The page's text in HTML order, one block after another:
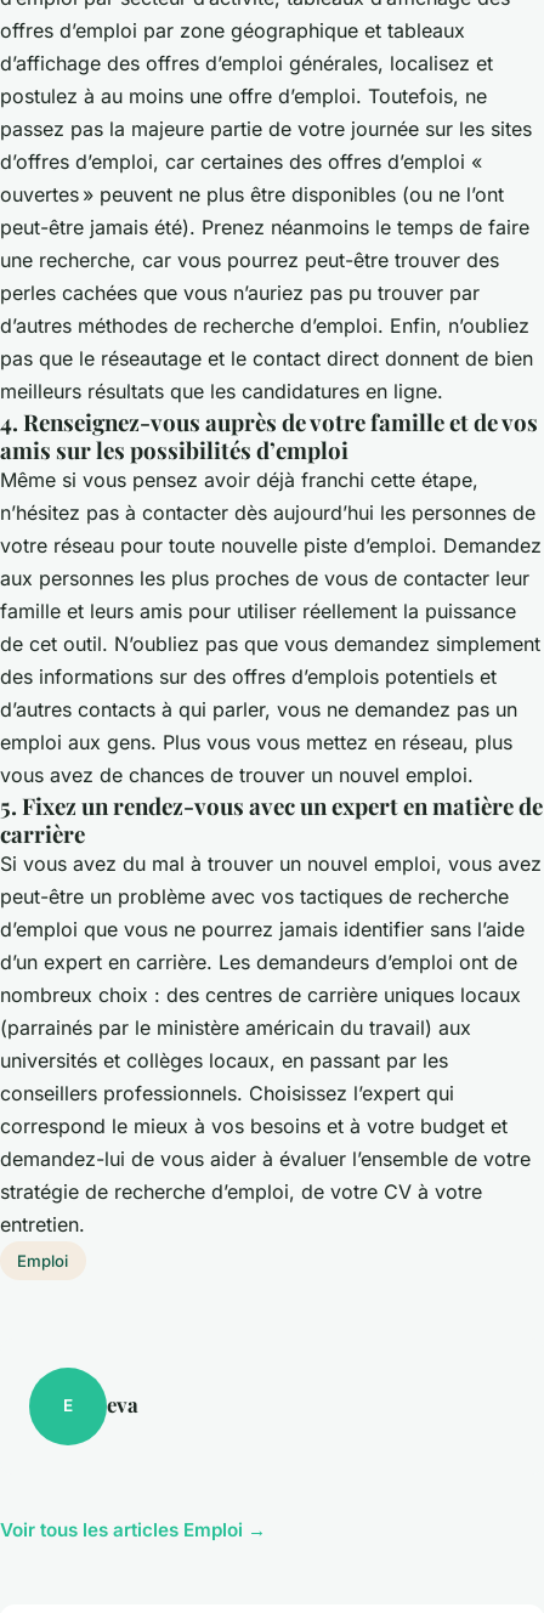
offres d’emploi par zone géographique et tableaux
d’affichage des offres d’emploi générales, localisez et
postulez à au moins une offre d’emploi. Toutefois, ne
passez pas la majeure partie de votre journée sur les sites
d’offres d’emploi, car certaines des offres d’emploi «
ouvertes » peuvent ne plus être disponibles (ou ne l’ont
peut-être jamais été). Prenez néanmoins le temps de faire
une recherche, car vous pourrez peut-être trouver des
perles cachées que vous n’auriez pas pu trouver par
d’autres méthodes de recherche d’emploi. Enfin, n’oubliez
pas que le réseautage et le contact direct donnent de bien
meilleurs résultats que les candidatures en ligne.
4. Renseignez-vous auprès de votre famille et de vos
amis sur les possibilités d’emploi
Même si vous pensez avoir déjà franchi cette étape,
n’hésitez pas à contacter dès aujourd’hui les personnes de
votre réseau pour toute nouvelle piste d’emploi. Demandez
aux personnes les plus proches de vous de contacter leur
famille et leurs amis pour utiliser réellement la puissance
de cet outil. N’oubliez pas que vous demandez simplement
des informations sur des offres d’emplois potentiels et
d’autres contacts à qui parler, vous ne demandez pas un
emploi aux gens. Plus vous vous mettez en réseau, plus
vous avez de chances de trouver un nouvel emploi.
5. Fixez un rendez-vous avec un expert en matière de
carrière
Si vous avez du mal à trouver un nouvel emploi, vous avez
peut-être un problème avec vos tactiques de recherche
d’emploi que vous ne pourrez jamais identifier sans l’aide
d’un expert en carrière. Les demandeurs d’emploi ont de
nombreux choix : des centres de carrière uniques locaux
(parrainés par le ministère américain du travail) aux
universités et collèges locaux, en passant par les
conseillers professionnels. Choisissez l’expert qui
correspond le mieux à vos besoins et à votre budget et
demandez-lui de vous aider à évaluer l’ensemble de votre
stratégie de recherche d’emploi, de votre CV à votre
entretien.
Emploi
E eva
Voir tous les articles Emploi →